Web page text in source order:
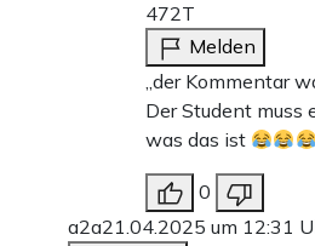
472T
Melden
„der Kommentar
Der Student muss
was das ist
0
a2a21.04.2025 um 12:31